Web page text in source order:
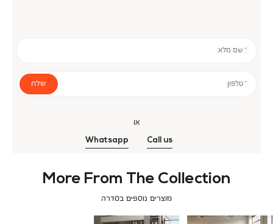
* שם מלא
* טלפון שלח
או
Call us
Whatsapp
More From The Collection
מוצרים נוספים בסדרה